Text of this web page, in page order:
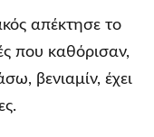
απέκτησε το
που καθόρισαν,
βενιαμίν, έχει